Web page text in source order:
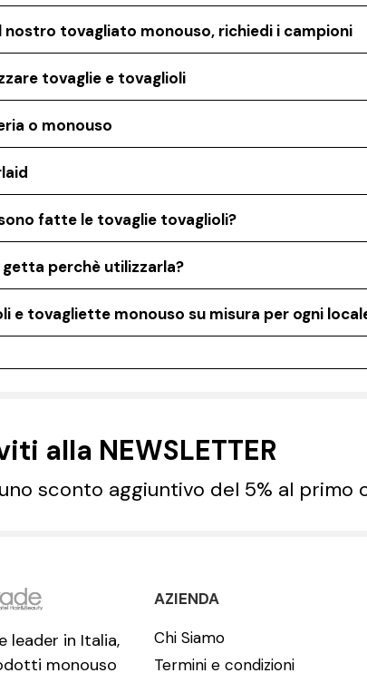
nostro tovagliato monouso, richiedi i campioni
tovaglie e tovaglioli
o monouso
fatte le tovaglie tovaglioli?
getta perchè utilizzarla?
e tovagliette monouso su misura per ogni
alla NEWSLETTER
sconto aggiuntivo del 5% al primo
leader in Italia,
monouso
AZIENDA
Chi Siamo
Termini e condizioni